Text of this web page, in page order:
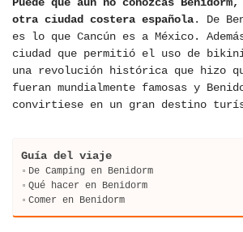
Puede que aún no conozcas
otra ciudad costera española. De
es lo que Cancún es a México.
ciudad que permitió el uso de
una revolución histórica que hizo
fueran mundialmente famosas y
convirtiese en un gran destino
Guía del viaje
De Camping en Benidorm
Qué hacer en Benidorm
Comer en Benidorm